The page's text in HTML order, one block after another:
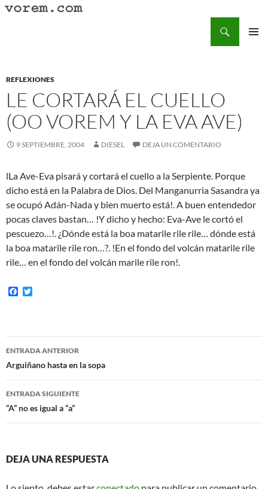
Saltar
REFLEXIONES
LE CORTARÁ EL CUELLO
(OO VOREM Y LA EVA AVE)
9 SEPTIEMBRE, 2004 DIESEL DEJA UN COMENTARIO
lLa Ave-Eva pisará y cortará el cuello a la Serpiente. Porque
dicho está en la Palabra de Dios. Del Manganurria Sasandra ya
se ocupó Adán-Nada y bien muerto está!. A buen entendedor
pocas claves bastan… !Y dicho y hecho: Eva-Ave le cortó el
pescuezo…!. ¿Dónde está la boa matarile rile rile… dónde está
la boa matarile rile ron…?. !En el fondo del volcán matarile rile
rile… en el fondo del volcán marile rile ron!.
F
o
o
e
r
Navegación
de
entradas
ENTRADA ANTERIOR
Arguiñano hasta en la sopa
ENTRADA SIGUIENTE
“A” no es igual a “a”
DEJA UNA RESPUESTA